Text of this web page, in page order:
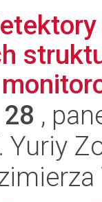
28 ,
Yuriy